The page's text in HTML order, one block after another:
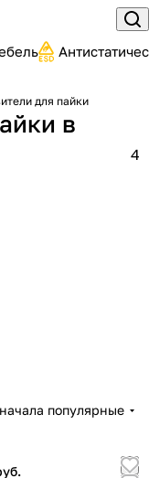
для пайки
в
4
популярные